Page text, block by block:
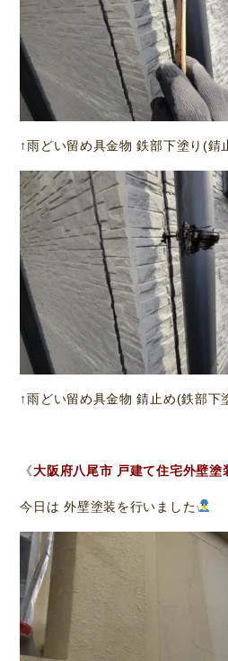
↑雨どい留め具金物 鉄部下塗り(錆
↑雨どい留め具金物 錆止め(鉄部下
《大阪府八尾市 戸建て住宅外壁塗
今日は 外壁塗装を行いました